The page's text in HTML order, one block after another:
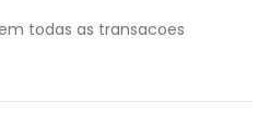
todas as transacoes